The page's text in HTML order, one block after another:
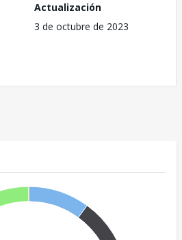
Actualización
3 de octubre de 2023